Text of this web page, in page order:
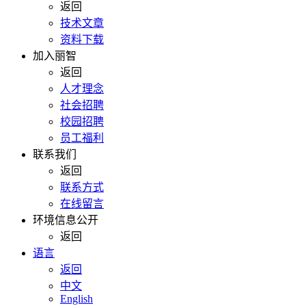
返回
技术文章
资料下载
加入丽智
返回
人才理念
社会招聘
校园招聘
员工福利
联系我们
返回
联系方式
在线留言
环境信息公开
返回
语言
返回
中文
English